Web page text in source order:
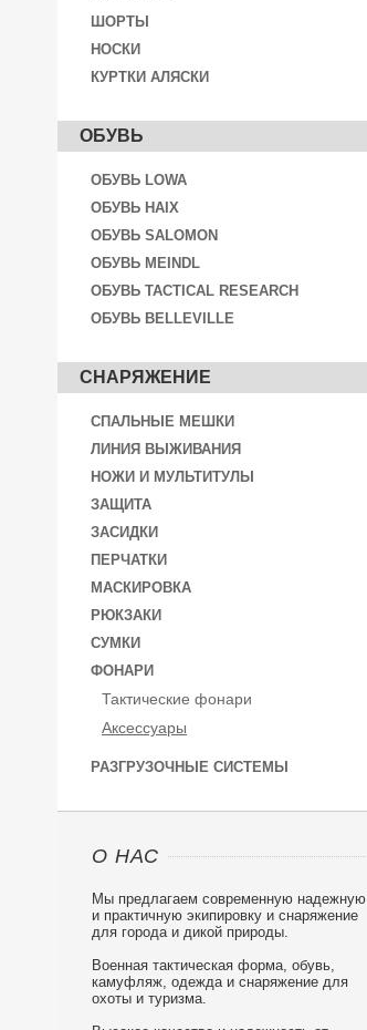
ШОРТЫ
НОСКИ
КУРТКИ АЛЯСКИ
ОБУВЬ
ОБУВЬ LOWA
ОБУВЬ HAIX
ОБУВЬ SALOMON
ОБУВЬ MEINDL
ОБУВЬ TACTICAL RESEARCH
ОБУВЬ BELLEVILLE
СНАРЯЖЕНИЕ
СПАЛЬНЫЕ МЕШКИ
ЛИНИЯ ВЫЖИВАНИЯ
НОЖИ И МУЛЬТИТУЛЫ
ЗАЩИТА
ЗАСИДКИ
ПЕРЧАТКИ
МАСКИРОВКА
РЮКЗАКИ
СУМКИ
ФОНАРИ
Тактические фонари
Аксессуары
РАЗГРУЗОЧНЫЕ СИСТЕМЫ
О НАС
Мы предлагаем современную надежную
и практичную экипировку и снаряжение
для города и дикой природы.
Военная тактическая форма, обувь,
камуфляж, одежда и снаряжение для
охоты и туризма.